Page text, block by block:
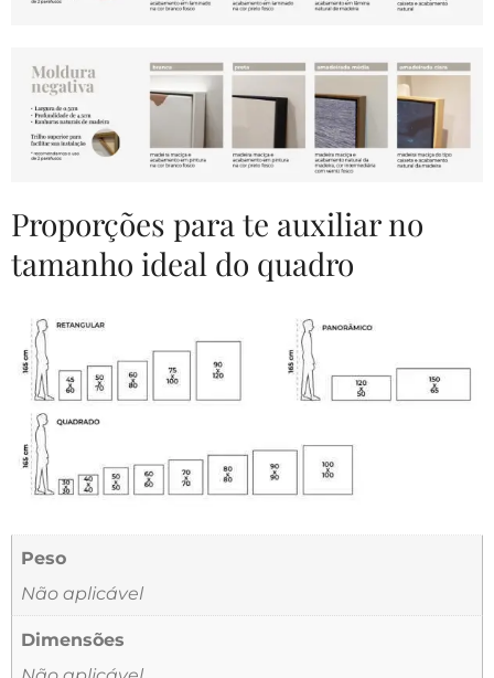
Proporções para te auxiliar no
tamanho ideal do quadro
Peso
Não aplicável
Dimensões